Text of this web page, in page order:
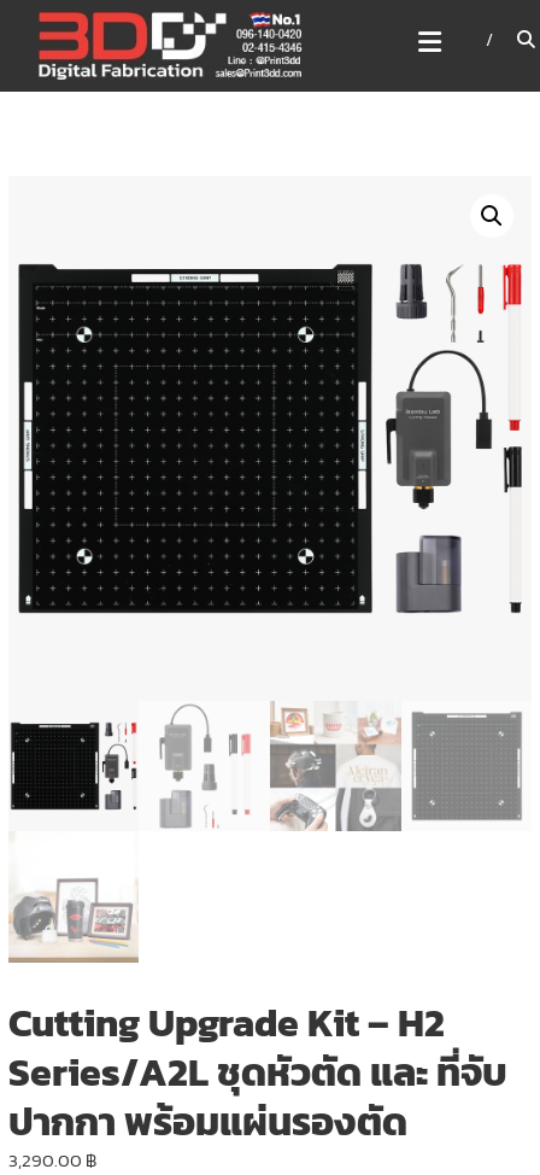
content
3DD DIGITAL FABRICATION
เครื่องพิมพ์3มิติ สแกนเนอร์
เลเซอร์
Cutting Upgrade Kit – H2
Series/A2L ชุดหัวตัด และ ที่จับ
ปากกา พร้อมแผ่นรองตัด
3,290.00 ฿